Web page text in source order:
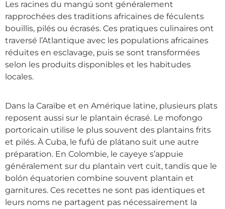
Les racines du mangú sont généralement
rapprochées des traditions africaines de féculents
bouillis, pilés ou écrasés. Ces pratiques culinaires ont
traversé l’Atlantique avec les populations africaines
réduites en esclavage, puis se sont transformées
selon les produits disponibles et les habitudes
locales.
Dans la Caraïbe et en Amérique latine, plusieurs plats
reposent aussi sur le plantain écrasé. Le mofongo
portoricain utilise le plus souvent des plantains frits
et pilés. À Cuba, le fufú de plátano suit une autre
préparation. En Colombie, le cayeye s’appuie
généralement sur du plantain vert cuit, tandis que le
bolón équatorien combine souvent plantain et
garnitures. Ces recettes ne sont pas identiques et
leurs noms ne partagent pas nécessairement la